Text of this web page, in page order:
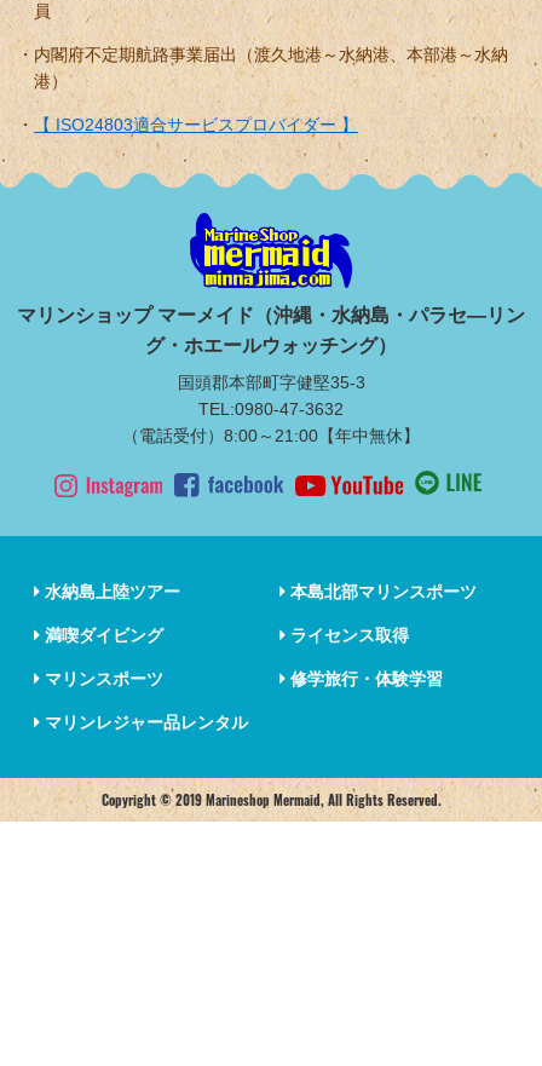
員
内閣府不定期航路事業届出（渡久地港～水納港、本部港～水納
港）
【 ISO24803適合サービスプロバイダー 】
マリンショップ マーメイド（沖縄・水納島・パラセ―リン
グ・ホエールウォッチング）
国頭郡本部町字健堅35-3
TEL:0980-47-3632
（電話受付）8:00～21:00【年中無休】
水納島上陸ツアー 本島北部マリンスポーツ
満喫ダイビング ライセンス取得
マリンスポーツ 修学旅行・体験学習
マリンレジャー品レンタル
Copyright © 2019 Marineshop Mermaid, All Rights Reserved.